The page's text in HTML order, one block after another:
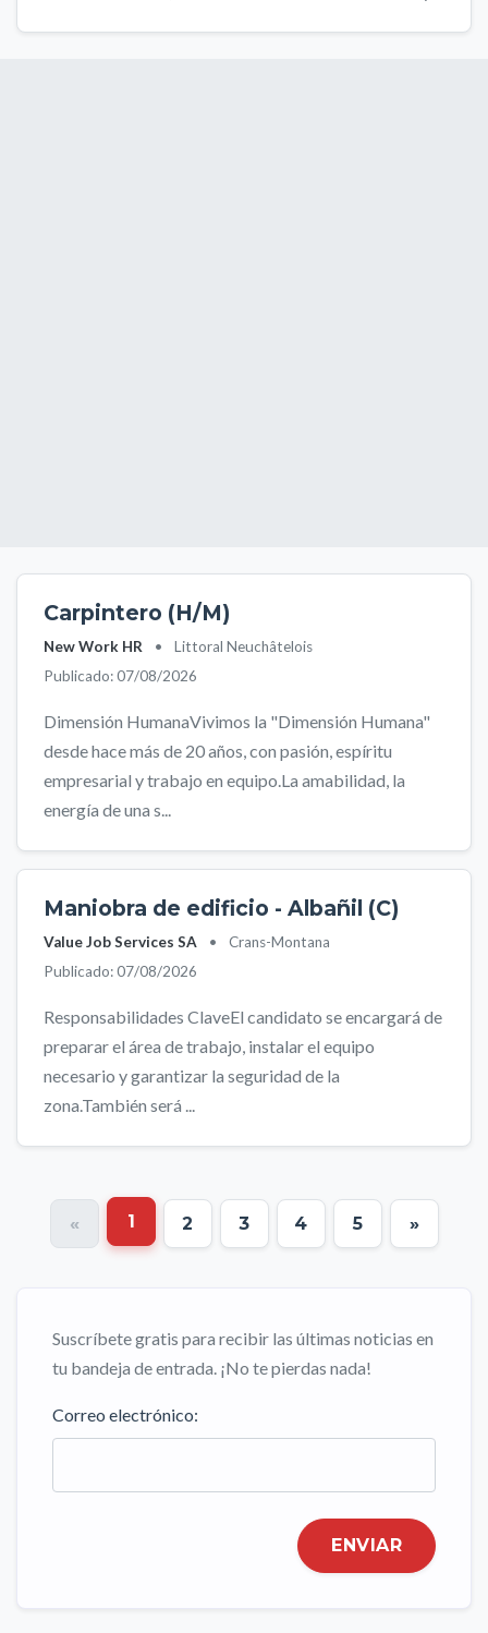
Carpintero (H/M)
New Work HR •
Littoral Neuchâtelois
Publicado: 07/08/2026
Dimensión HumanaVivimos la "Dimensión Humana"
desde hace más de 20 años, con pasión, espíritu
empresarial y trabajo en equipo.La amabilidad, la
energía de una s...
Maniobra de edificio - Albañil (C)
Value Job Services SA •
Crans-Montana
Publicado: 07/08/2026
Responsabilidades ClaveEl candidato se encargará de
preparar el área de trabajo, instalar el equipo
necesario y garantizar la seguridad de la
zona.También será ...
« 1 2 3 4 5 »
Suscríbete gratis para recibir las últimas noticias en
tu bandeja de entrada. ¡No te pierdas nada!
Correo electrónico:
ENVIAR